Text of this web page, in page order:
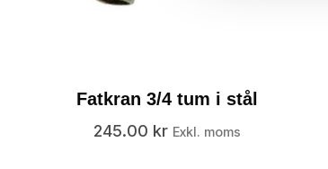
Fatkran 3/4 tum i stål
245.00 kr Exkl. moms